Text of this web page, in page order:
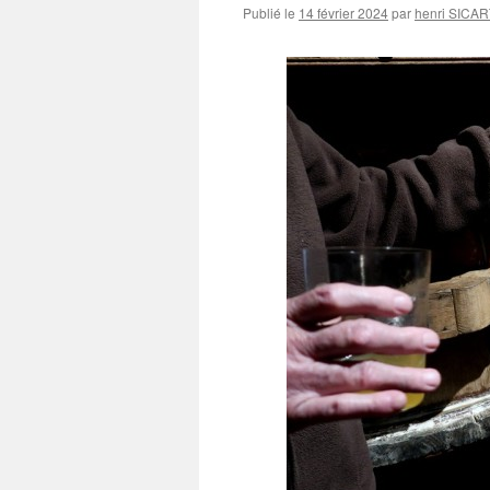
Publié le 14 février 2024par henri